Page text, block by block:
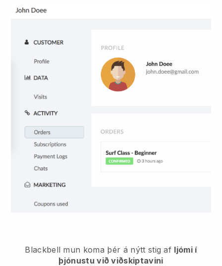
Blackbell mun koma þér á nýtt stig af ljómi í
þjónustu við viðskiptavini